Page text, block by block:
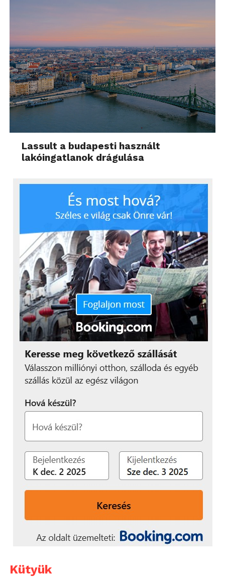
Lassult a budapesti használt
lakóingatlanok drágulása
Kütyük